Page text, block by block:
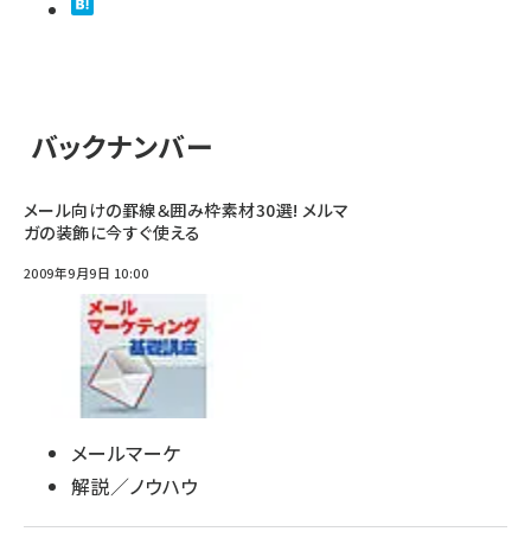
バックナンバー
メール向けの罫線＆囲み枠素材30選! メルマ
ガの装飾に今すぐ使える
2009年9月9日 10:00
メールマーケ
解説／ノウハウ